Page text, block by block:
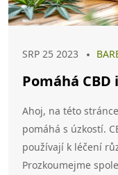
SRP 25 2023
Pomáhá
Ahoj, na této
pomáhá s úzkostí.
používají k léčení
Prozkoumejme